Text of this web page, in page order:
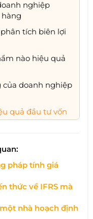
nghiệp
tích biên lợi
nào hiệu quả
của doanh nghiệp
quả đầu tư vốn
pháp tính giá
thức về IFRS mà
nhà hoạch định